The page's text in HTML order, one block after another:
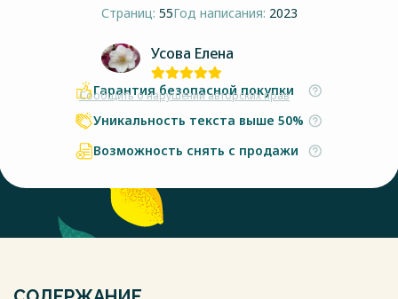
Страниц: 55Год написания: 2023
Усова Елена
Сообщить о нарушении авторских прав
Гарантия безопасной покупки
Уникальность текста выше 50%
Возможность снять с продажи